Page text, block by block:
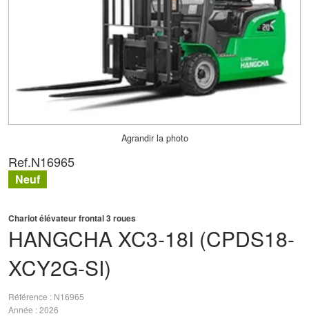
Agrandir la photo
HANGCHA XC3-18I (CPDS18-
XCY2G-SI)
Chariot élévateur frontal 3 roues
Référence
N16965
Année 2026
Ref.N16965
Neuf